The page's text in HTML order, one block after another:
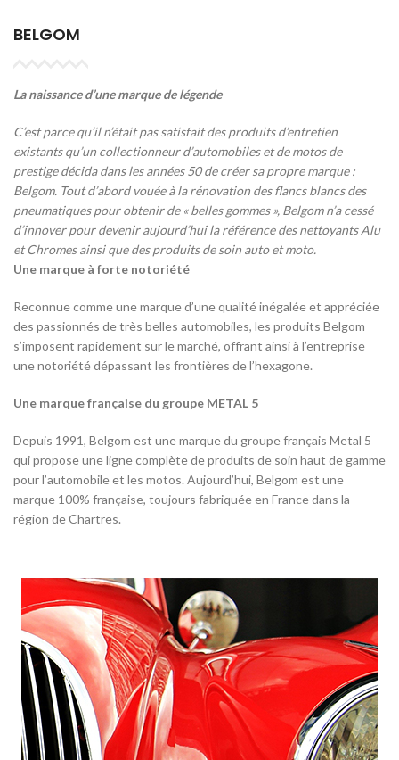
BELGOM
La naissance d’une marque de légende
C’est parce qu’il n’était pas satisfait des produits d’entretien
existants qu’un collectionneur d’automobiles et de motos de
prestige décida dans les années 50 de créer sa propre marque :
Belgom. Tout d’abord vouée à la rénovation des flancs blancs des
pneumatiques pour obtenir de « belles gommes », Belgom n’a cessé
d’innover pour devenir aujourd’hui la référence des nettoyants Alu
et Chromes ainsi que des produits de soin auto et moto.
Une marque à forte notoriété
Reconnue comme une marque d’une qualité inégalée et appréciée
des passionnés de très belles automobiles, les produits Belgom
s’imposent rapidement sur le marché, offrant ainsi à l’entreprise
une notoriété dépassant les frontières de l’hexagone.
Une marque française du groupe METAL 5
Depuis 1991, Belgom est une marque du groupe français Metal 5
qui propose une ligne complète de produits de soin haut de gamme
pour l’automobile et les motos. Aujourd’hui, Belgom est une
marque 100% française, toujours fabriquée en France dans la
région de Chartres.